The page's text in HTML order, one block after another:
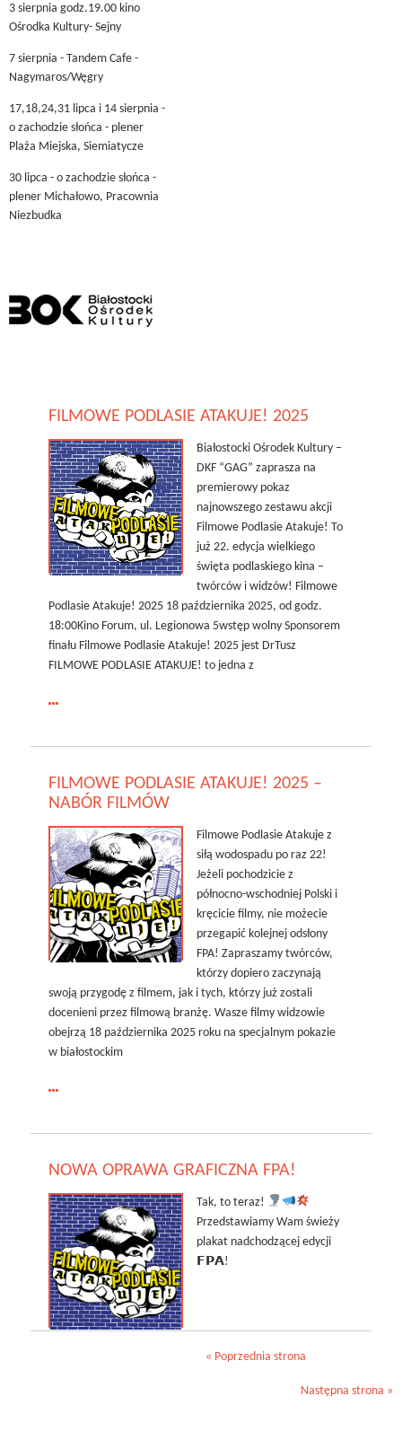
3 sierpnia godz.19.00 kino
Ośrodka Kultury- Sejny
7 sierpnia - Tandem Cafe -
Nagymaros/Węgry
17,18,24,31 lipca i 14 sierpnia -
o zachodzie słońca - plener
Plaża Miejska, Siemiatycze
30 lipca - o zachodzie słońca -
plener Michałowo, Pracownia
Niezbudka
FILMOWE PODLASIE ATAKUJE! 2025
Białostocki Ośrodek Kultury –
DKF “GAG” zaprasza na
premierowy pokaz
najnowszego zestawu akcji
Filmowe Podlasie Atakuje! To
już 22. edycja wielkiego
święta podlaskiego kina –
twórców i widzów! Filmowe
Podlasie Atakuje! 2025 18 października 2025, od godz.
18:00Kino Forum, ul. Legionowa 5wstęp wolny Sponsorem
finału Filmowe Podlasie Atakuje! 2025 jest DrTusz
FILMOWE PODLASIE ATAKUJE! to jedna z
czytaj
FILMOWE
ATAKUJE!
2025
FILMOWE PODLASIE ATAKUJE! 2025 –
NABÓR FILMÓW
Filmowe Podlasie Atakuje z
siłą wodospadu po raz 22!
Jeżeli pochodzicie z
północno-wschodniej Polski i
kręcicie filmy, nie możecie
przegapić kolejnej odsłony
FPA! Zapraszamy twórców,
którzy dopiero zaczynają
swoją przygodę z filmem, jak i tych, którzy już zostali
docenieni przez filmową branżę. Wasze filmy widzowie
obejrzą 18 października 2025 roku na specjalnym pokazie
w białostockim
czytaj
FILMOWE
ATAKUJE!
–
NABÓR
FILMÓW
NOWA OPRAWA GRAFICZNA FPA!
Tak, to teraz!
Przedstawiamy Wam świeży
plakat nadchodzącej edycji
𝗙𝗣𝗔!
« Poprzednia strona
Następna strona »